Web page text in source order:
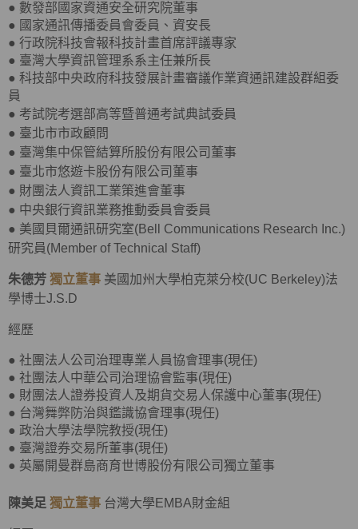
● 數發部國家資通安全研究院董事
● 國家通訊傳播委員會委員、資安長
● 行政院科技會報科技計畫首席評議專家
● 臺灣大學資訊管理系系主任兼所長
● 科技部中央政府科技發展計畫審議作業資通訊建設群組委
員
● 考試院考選部高等暨普通考試典試委員
● 臺北市市政顧問
● 臺灣集中保管結算所股份有限公司董事
● 臺北市悠遊卡股份有限公司董事
● 財團法人資訊工業策進會董事
● 中央銀行資訊業務推動委員會委員
● 美國貝爾通訊研究室(Bell Communications Research Inc.)
研究員(Member of Technical Staff)
朱德芳 獨立董事 美國加州大學柏克萊分校(UC Berkeley)法
學博士J.S.D
經歷
● 社團法人公司治理專業人員協會理事(現任)
● 社團法人中華公司治理協會監事(現任)
● 財團法人證券投資人及期貨交易人保護中心董事(現任)
● 台灣舞弊防治與鑑識協會理事(現任)
● 政治大學法學院教授(現任)
● 臺灣證券交易所董事(現任)
● 英屬開曼群島商育世博股份有限公司獨立董事
陳美足 獨立董事 台灣大學EMBA財金組